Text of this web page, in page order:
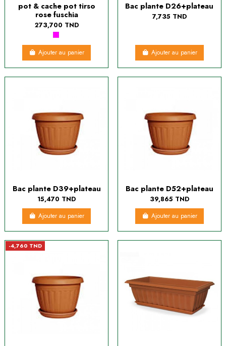
pot & cache pot tirso
rose fuschia
273,700 TND
Ajouter au panier
Bac plante D26+plateau
7,735 TND
Ajouter au panier
Bac plante D39+plateau
15,470 TND
Ajouter au panier
Bac plante D52+plateau
39,865 TND
Ajouter au panier
-4,760 TND